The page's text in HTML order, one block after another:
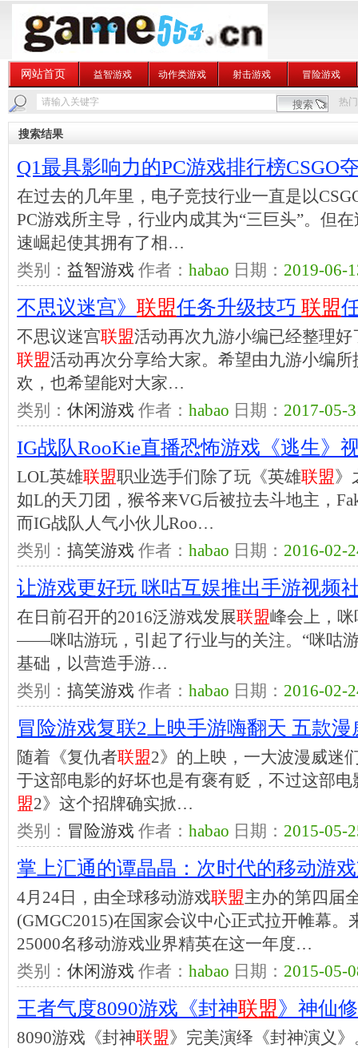
网站首页 益智游戏 动作类游戏 射击游戏 冒险游戏
热
搜索结果
Q1最具影响力的PC游戏排行榜CSGO
在过去的几年里，电子竞技行业一直是以
PC游戏所主导，行业内成其为“三巨头”。但
速崛起使其拥有了相…
类别： 益智游戏 作者： habao 日期： 2019-06-
不思议迷宫》 联盟任务升级技巧 联盟
不思议迷宫联盟活动再次九游小编已经整理
联盟活动再次分享给大家。希望由九游小编
欢，也希望能对大家…
类别： 休闲游戏 作者： habao 日期： 2017-05-
IG战队RooKie直播恐怖游戏《逃生》
LOL英雄联盟职业选手们除了玩《英雄联盟》
如L的天刀团，猴爷来VG后被拉去斗地主，
而IG战队人气小伙儿Roo…
类别： 搞笑游戏 作者： habao 日期： 2016-02-
让游戏更好玩 咪咕互娱推出手游视频
在日前召开的2016泛游戏发展联盟峰会上，
——咪咕游玩，引起了行业与的关注。“咪咕
基础，以营造手游…
类别： 搞笑游戏 作者： habao 日期： 2016-02-
冒险游戏复联2上映手游嗨翻天 五款
随着《复仇者联盟2》的上映，一大波漫威迷
于这部电影的好坏也是有褒有贬，不过这部
盟2》这个招牌确实掀…
类别： 冒险游戏 作者： habao 日期： 2015-05-
掌上汇通的谭晶晶：次时代的移动游
4月24日，由全球移动游戏联盟主办的第四届
(GMGC2015)在国家会议中心正式拉开帷幕。
25000名移动游戏业界精英在这一年度…
类别： 休闲游戏 作者： habao 日期： 2015-05-
王者气度8090游戏《封神联盟》神仙
8090游戏《封神联盟》完美演绎《封神演义